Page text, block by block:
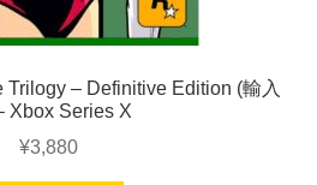
Trilogy – Definitive Edition (輸入
Xbox Series X
¥3,880